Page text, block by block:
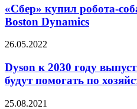
в
центре
робота-
собаку
Spot
Boston
«Сбер» купил робота-
Boston Dynamics
Dyson
2030
году
выпустит
26.05.2022
Dyson к 2030 году
будут помогать по
С
25.08.2021